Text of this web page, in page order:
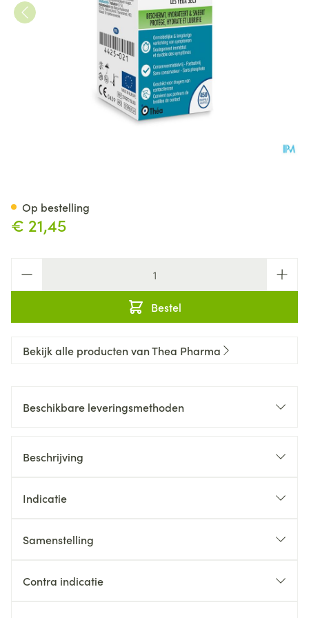
€ 21,45
Bestel
Op bestelling
Bekijk alle producten van Thea Pharma
Beschikbare leveringsmethoden
Beschrijving
Indicatie
Samenstelling
Contra indicatie